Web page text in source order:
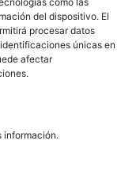
del dispositivo. El
procesar datos
únicas en
afectar
información.